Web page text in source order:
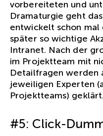
vorbereiteten und
Dramaturgie geht
entwickelt schon
später so wichtige
Intranet. Nach der
im Projektteam mit
Detailfragen werden
jeweiligen Experten
Projektteams) geklärt.
#5: Click-